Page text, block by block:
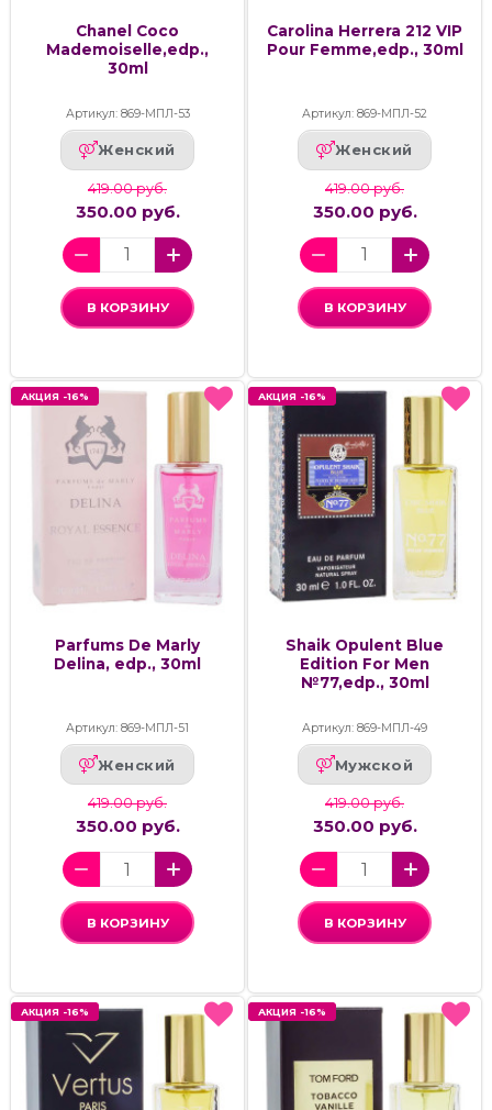
Chanel Coco
Mademoiselle,edp.,
30ml
Артикул: 869-МПЛ-53
Женский
419.00 руб.
350.00 руб.
В КОРЗИНУ
Carolina Herrera 212 VIP
Pour Femme,edp., 30ml
Артикул: 869-МПЛ-52
Женский
419.00 руб.
350.00 руб.
В КОРЗИНУ
АКЦИЯ -16%
Parfums De Marly
Delina, edp., 30ml
Артикул: 869-МПЛ-51
Женский
АКЦИЯ -16%
419.00 руб.
350.00 руб.
В КОРЗИНУ
АКЦИЯ -16%
Shaik Opulent Blue
Edition For Men
№77,edp., 30ml
Артикул: 869-МПЛ-49
Мужской
АКЦИЯ -16%
419.00 руб.
350.00 руб.
В КОРЗИНУ
АКЦИЯ -16%
АКЦИЯ -16% АКЦИЯ -16%
АКЦИЯ -16%